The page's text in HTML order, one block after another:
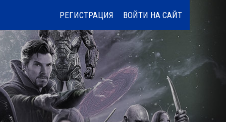
РЕГИСТРАЦИЯ ВОЙТИ НА САЙТ